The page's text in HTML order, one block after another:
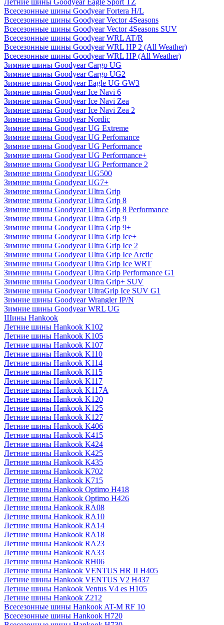
Летние шины Goodyear Eagle Sport TZ
Всесезонные шины Goodyear Fortera H/L
Всесезонные шины Goodyear Vector 4Seasons
Всесезонные шины Goodyear Vector 4Seasons SUV
Всесезонные шины Goodyear WRL AT/R
Всесезонные шины Goodyear WRL HP 2 (All Weather)
Всесезонные шины Goodyear WRL HP (All Weather)
Зимние шины Goodyear Cargo UG
Зимние шины Goodyear Cargo UG2
Зимние шины Goodyear Eagle UG GW3
Зимние шины Goodyear Ice Navi 6
Зимние шины Goodyear Ice Navi Zea
Зимние шины Goodyear Ice Navi Zea 2
Зимние шины Goodyear Nordic
Зимние шины Goodyear UG Extreme
Зимние шины Goodyear UG Perfomance
Зимние шины Goodyear UG Performance
Зимние шины Goodyear UG Performance+
Зимние шины Goodyear UG Performance 2
Зимние шины Goodyear UG500
Зимние шины Goodyear UG7+
Зимние шины Goodyear Ultra Grip
Зимние шины Goodyear Ultra Grip 8
Зимние шины Goodyear Ultra Grip 8 Performance
Зимние шины Goodyear Ultra Grip 9
Зимние шины Goodyear Ultra Grip 9+
Зимние шины Goodyear Ultra Grip Ice+
Зимние шины Goodyear Ultra Grip Ice 2
Зимние шины Goodyear Ultra Grip Ice Arctic
Зимние шины Goodyear Ultra Grip Ice WRT
Зимние шины Goodyear Ultra Grip Performance G1
Зимние шины Goodyear Ultra Grip+ SUV
Зимние шины Goodyear UltraGrip Ice SUV G1
Зимние шины Goodyear Wrangler IP/N
Зимние шины Goodyear WRL UG
Шины Hankook
Летние шины Hankook K102
Летние шины Hankook K105
Летние шины Hankook K107
Летние шины Hankook K110
Летние шины Hankook K114
Летние шины Hankook K115
Летние шины Hankook K117
Летние шины Hankook K117A
Летние шины Hankook K120
Летние шины Hankook K125
Летние шины Hankook K127
Летние шины Hankook K406
Летние шины Hankook K415
Летние шины Hankook K424
Летние шины Hankook K425
Летние шины Hankook K435
Летние шины Hankook K702
Летние шины Hankook K715
Летние шины Hankook Optimo H418
Летние шины Hankook Optimo H426
Летние шины Hankook RA08
Летние шины Hankook RA10
Летние шины Hankook RA14
Летние шины Hankook RA18
Летние шины Hankook RA23
Летние шины Hankook RA33
Летние шины Hankook RH06
Летние шины Hankook VENTUS HR II H405
Летние шины Hankook VENTUS V2 H437
Летние шины Hankook Ventus V4 es H105
Летние шины Hankook Z212
Всесезонные шины Hankook AT-M RF 10
Всесезонные шины Hankook H720